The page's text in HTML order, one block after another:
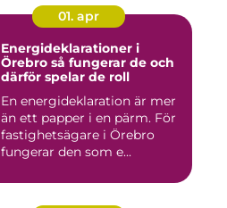
01. apr
Energideklarationer i
Örebro så fungerar de och
därför spelar de roll
En energideklaration är mer
än ett papper i en pärm. För
fastighetsägare i Örebro
fungerar den som e...